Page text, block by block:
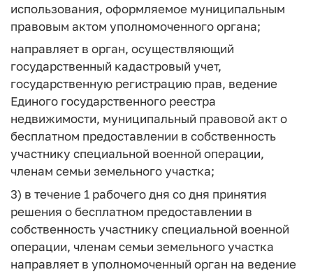
использования, оформляемое муниципальным
правовым актом уполномоченного органа;
направляет в орган, осуществляющий
государственный кадастровый учет,
государственную регистрацию прав, ведение
Единого государственного реестра
недвижимости, муниципальный правовой акт о
бесплатном предоставлении в собственность
участнику специальной военной операции,
членам семьи земельного участка;
3) в течение 1 рабочего дня со дня принятия
решения о бесплатном предоставлении в
собственность участнику специальной военной
операции, членам семьи земельного участка
направляет в уполномоченный орган на ведение